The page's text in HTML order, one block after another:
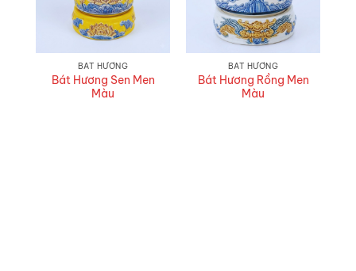
BÁT HƯƠNG
Bát Hương Sen Men
Màu
BÁT HƯƠNG
Bát Hương Rồng Men
Màu